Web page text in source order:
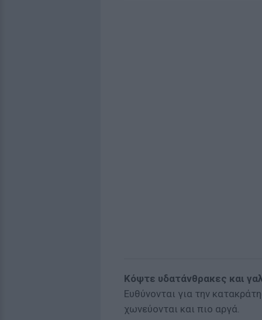
Κόψτε υδατάνθρακες και
Ευθύνονται για την
χωνεύονται και πιο αργά.